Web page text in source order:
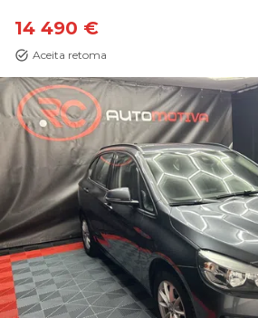
14 490 €
Aceita retoma